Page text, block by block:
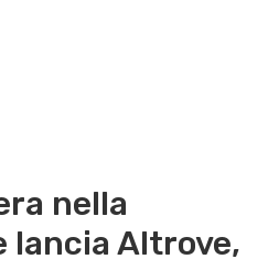
nella
lancia Altrove,